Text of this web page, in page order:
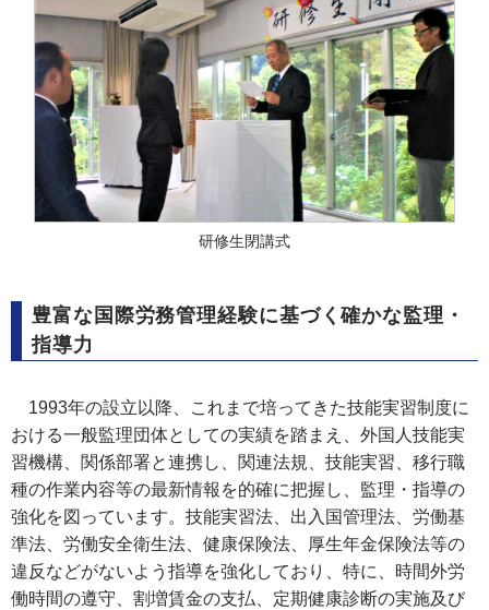
研修生閉講式
豊富な国際労務管理経験に基づく確かな監理・
指導力
1993年の設立以降、これまで培ってきた技能実習制度に
おける一般監理団体としての実績を踏まえ、外国人技能実
習機構、関係部署と連携し、関連法規、技能実習、移行職
種の作業内容等の最新情報を的確に把握し、監理・指導の
強化を図っています。技能実習法、出入国管理法、労働基
準法、労働安全衛生法、健康保険法、厚生年金保険法等の
違反などがないよう指導を強化しており、特に、時間外労
働時間の遵守、割増賃金の支払、定期健康診断の実施及び